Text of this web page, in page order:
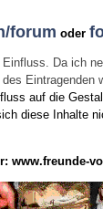
forum oder
Da ich
auf die
diese Inhalte
www.freunde-